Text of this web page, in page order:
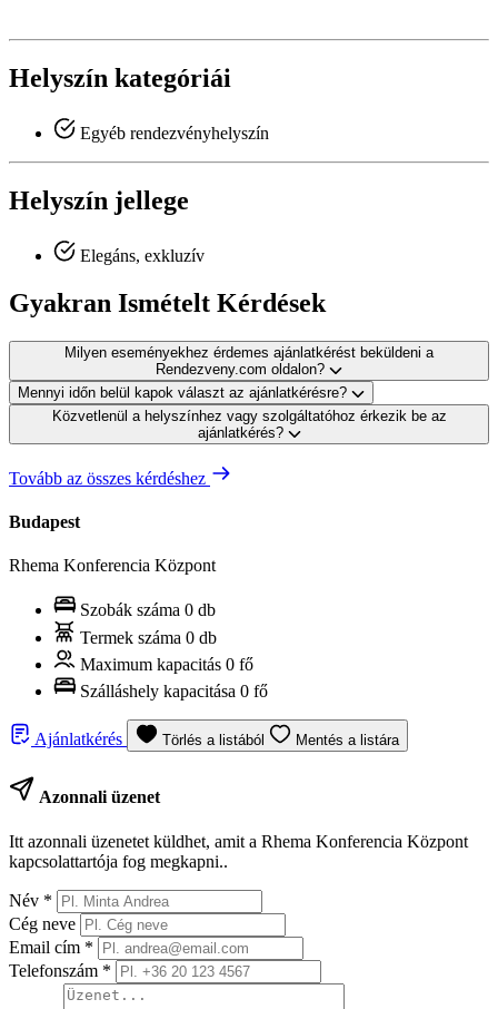
Helyszín kategóriái
Egyéb rendezvényhelyszín
Helyszín jellege
Elegáns, exkluzív
Gyakran Ismételt Kérdések
Milyen eseményekhez érdemes ajánlatkérést beküldeni a
Rendezveny.com oldalon?
Mennyi időn belül kapok választ az ajánlatkérésre?
Közvetlenül a helyszínhez vagy szolgáltatóhoz érkezik be az
ajánlatkérés?
Tovább az összes kérdéshez
Budapest
Rhema Konferencia Központ
Szobák száma 0 db
Termek száma 0 db
Maximum kapacitás 0 fő
Szálláshely kapacitása 0 fő
Ajánlatkérés Törlés a listából Mentés a listára
Azonnali üzenet
Itt azonnali üzenetet küldhet, amit a Rhema Konferencia Központ
kapcsolattartója fog megkapni..
Név *
Cég neve
Email cím *
Telefonszám *